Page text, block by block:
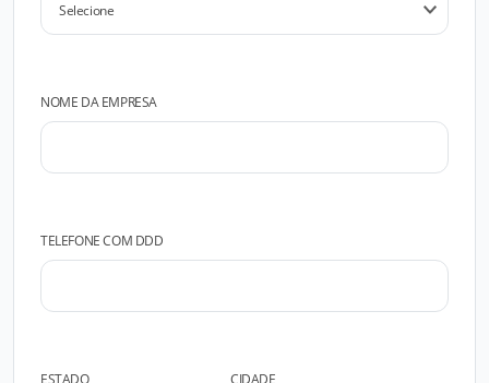
NOME DA EMPRESA
TELEFONE COM DDD
ESTADO CIDADE